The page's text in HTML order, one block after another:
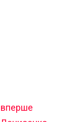
вперше